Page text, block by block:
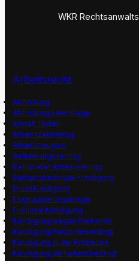
WKR
Arbeitsrecht
Abfindung
Abfindung oder Klage
Anwalt finden
Arbeitszeitbetrug
Arbeitszeugnis
Aufhebungsvertrag
Befristeter Arbeitsvertrag
Betriebsbedingte Kündigung
Druckkündigung
Eingruppierungsklage
Fristlose Kündigung
Kündigung wegen Diebstahl
Kündigung Personenbedingt
Kündigung in der Probezeit
Kündigung Verhaltensbedingt